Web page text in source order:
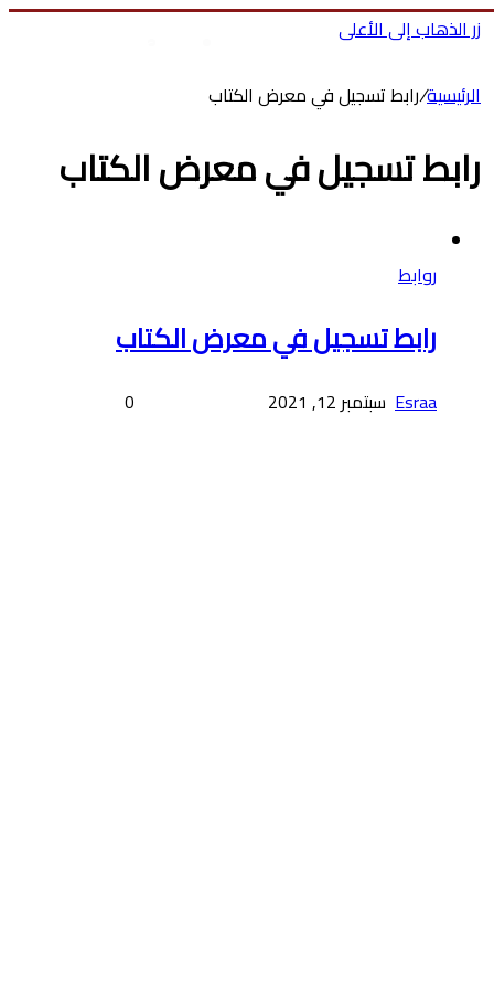
الرئيسية/رابط تسجيل في معرض الكتاب
رابط تسجيل في معرض الكتاب
روابط
رابط تسجيل في معرض الكتاب
Esraa سبتمبر 12, 2021
0
زر الذهاب إلى الأعلى